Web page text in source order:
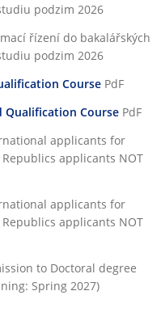
podzim 2026
řízení do bakalářských
podzim 2026
Course PdF
Qualification Course PdF
applicants for
applicants NOT
applicants for
applicants NOT
to Doctoral degree
Spring 2027)